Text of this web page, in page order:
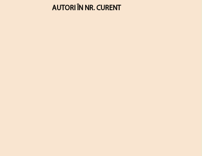
AUTORI ÎN NR. CURENT